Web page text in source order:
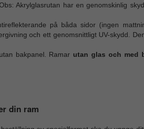
Akrylglasrutan har en genomskinlig
på båda sidor (ingen
och ett genomsnittligt UV-skydd.
bakpanel. Ramar utan glas och med
din ram